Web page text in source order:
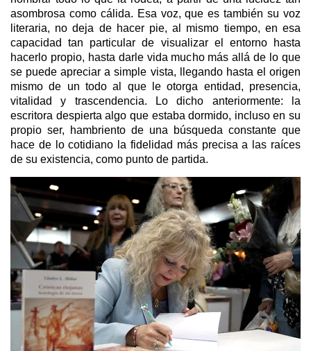
asombrosa como cálida. Esa voz, que es también su voz
literaria, no deja de hacer pie, al mismo tiempo, en esa
capacidad tan particular de visualizar el entorno hasta
hacerlo propio, hasta darle vida mucho más allá de lo que
se puede apreciar a simple vista, llegando hasta el origen
mismo de un todo al que le otorga entidad, presencia,
vitalidad y trascendencia. Lo dicho anteriormente: la
escritora despierta algo que estaba dormido, incluso en su
propio ser, hambriento de una búsqueda constante que
hace de lo cotidiano la fidelidad más precisa a las raíces
de su existencia, como punto de partida.